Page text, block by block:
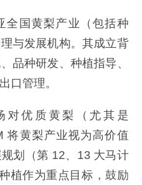
全国黄梨产业（包括种
与发展机构。其成立背
品种研发、种植指导、
口管理。
对优质黄梨（尤其是
将黄梨产业视为高价值
划（第 12、13 大马计
植作为重点目标，鼓励